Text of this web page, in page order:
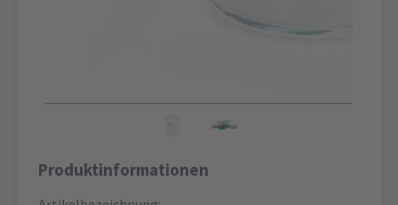
Produktinformationen